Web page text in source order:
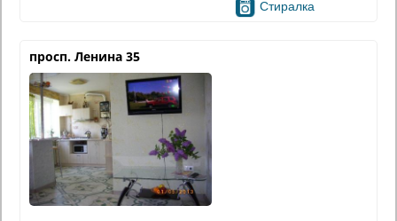
Стиралка
просп. Ленина 35